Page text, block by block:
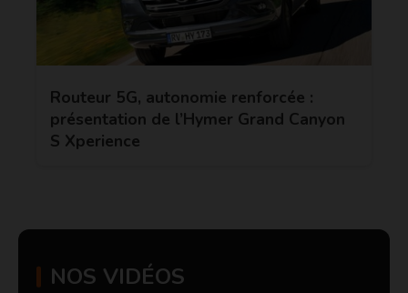
Routeur 5G, autonomie renforcée :
présentation de l’Hymer Grand Canyon
S Xperience
NOS VIDÉOS